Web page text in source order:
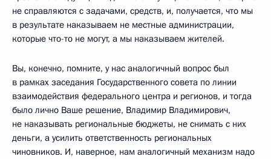
не справляются с задачами, средств, и, получается, что мы
в результате наказываем не местные администрации,
которые что-то не могут, а мы наказываем жителей.
Вы, конечно, помните, у нас аналогичный вопрос был
в рамках заседания Государственного совета по линии
взаимодействия федерального центра и регионов, и тогда
было лично Ваше решение, Владимир Владимирович,
не наказывать региональные бюджеты, не снимать с них
деньги, а усилить ответственность региональных
чиновников. И, наверное, нам аналогичный механизм надо